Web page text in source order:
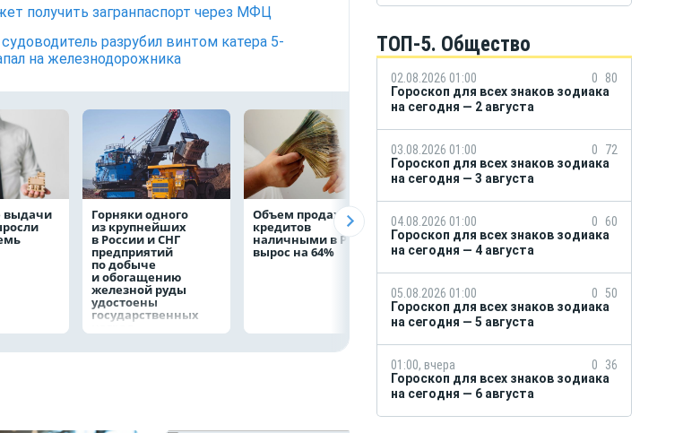
получить загранпаспорт через МФЦ
разрубил винтом катера 5-
на железнодорожника
выдачи Горняки одного
из крупнейших
в России и СНГ
предприятий
по добыче
и обогащению
железной руды
удостоены
государственных
наград
Объем продаж
кредитов
наличными в России
вырос на 64%
Рефинансирование
кредитов в первом
полугодии 2026 года
ВТБ предоставит
млрд рублей
на строительство
ТОП-5. Общество
02.08.2026 01:00 0
80
Гороскоп для всех знаков зодиака
на сегодня — 2 августа
03.08.2026 01:00 0
72
Гороскоп для всех знаков зодиака
на сегодня — 3 августа
04.08.2026 01:00 0
60
Гороскоп для всех знаков зодиака
на сегодня — 4 августа
05.08.2026 01:00 0 50
Гороскоп для всех знаков зодиака
на сегодня — 5 августа
01:00, вчера 0
36
Гороскоп для всех знаков зодиака
на сегодня — 6 августа